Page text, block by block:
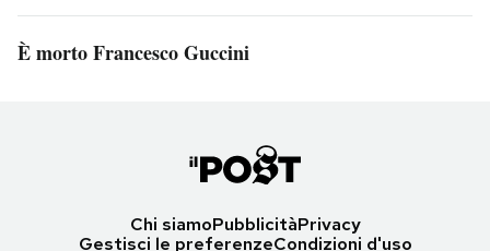
È morto Francesco Guccini
Chi siamoPubblicitàPrivacy
Gestisci le preferenzeCondizioni d'uso